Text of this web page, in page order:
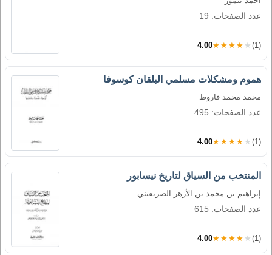
عدد الصفحات: 19
4.00★★★★★ (1)
هموم ومشكلات مسلمي البلقان كوسوفا
محمد محمد قاروط
عدد الصفحات: 495
4.00★★★★★ (1)
المنتخب من السياق لتاريخ نيسابور
إبراهيم بن محمد بن الأزهر الصريفيني
عدد الصفحات: 615
4.00★★★★★ (1)